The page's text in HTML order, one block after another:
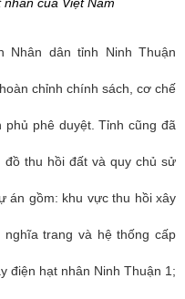
Nhân dân tỉnh Ninh Thuận
chỉnh chính sách, cơ chế
phê duyệt. Tỉnh cũng đã
thu hồi đất và quy chủ sử
án gồm: khu vực thu hồi xây
trang và hệ thống cấp
điện hạt nhân Ninh Thuận 1;